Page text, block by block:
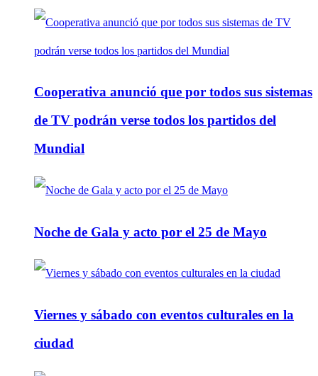
Cooperativa anunció que por todos sus sistemas
de TV podrán verse todos los partidos del
Mundial
Noche de Gala y acto por el 25 de Mayo
Viernes y sábado con eventos culturales en la
ciudad